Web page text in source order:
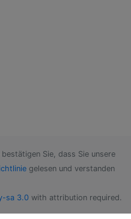
Sie, dass Sie unsere
gelesen und verstanden
sa 3.0 with attribution required.